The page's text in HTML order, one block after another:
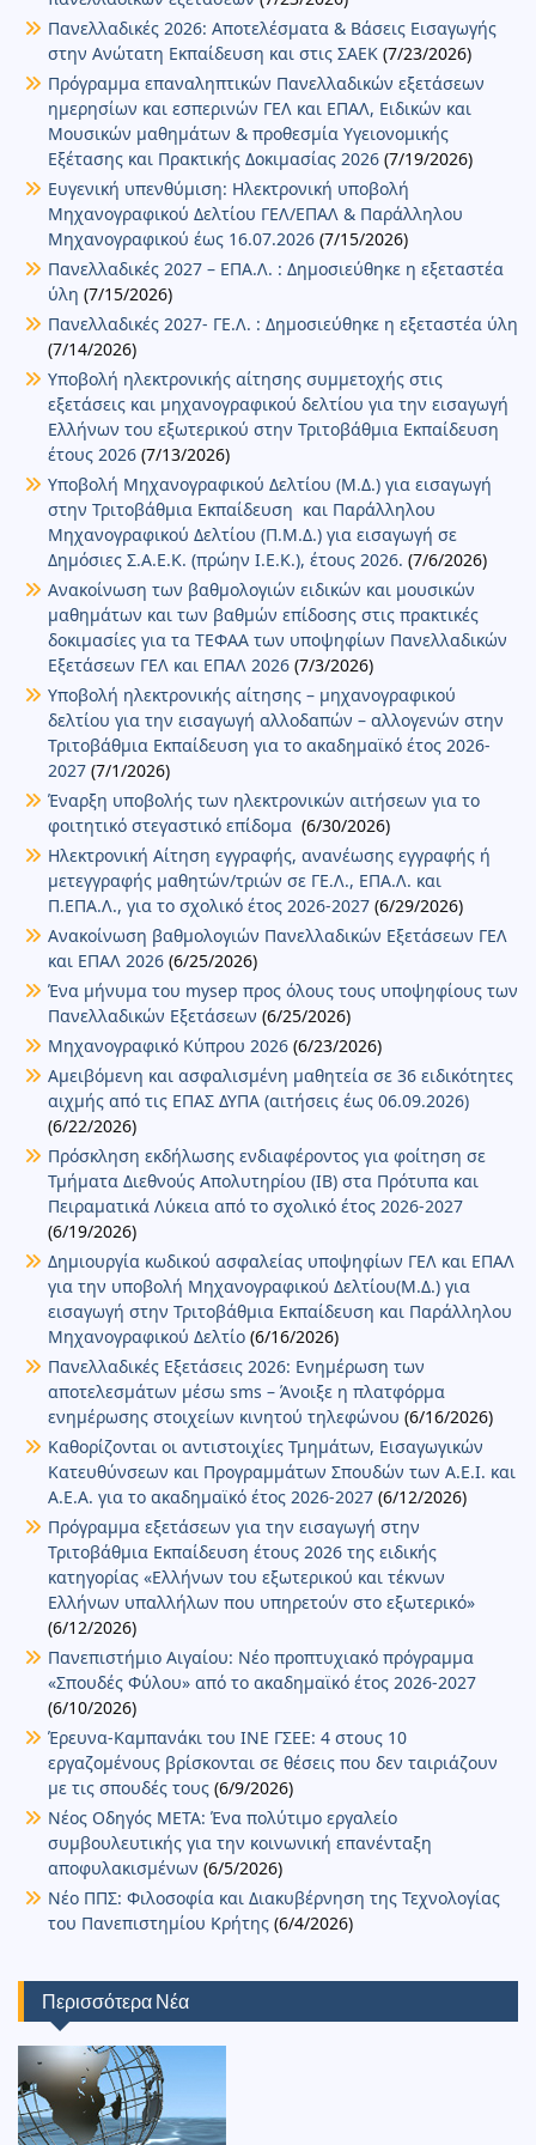
Πανελλαδικές 2026: Αποτελέσματα & Βάσεις Εισαγωγής
στην Ανώτατη Εκπαίδευση και στις ΣΑΕΚ (7/23/2026)
Πρόγραμμα επαναληπτικών Πανελλαδικών εξετάσεων
ημερησίων και εσπερινών ΓΕΛ και ΕΠΑΛ, Ειδικών και
Μουσικών μαθημάτων & προθεσμία Υγειονομικής
Εξέτασης και Πρακτικής Δοκιμασίας 2026 (7/19/2026)
Ευγενική υπενθύμιση: Ηλεκτρονική υποβολή
Μηχανογραφικού Δελτίου ΓΕΛ/ΕΠΑΛ & Παράλληλου
Μηχανογραφικού έως 16.07.2026 (7/15/2026)
Πανελλαδικές 2027 – ΕΠΑ.Λ. : Δημοσιεύθηκε η εξεταστέα
ύλη (7/15/2026)
Πανελλαδικές 2027- ΓΕ.Λ. : Δημοσιεύθηκε η εξεταστέα ύλη
(7/14/2026)
Υποβολή ηλεκτρονικής αίτησης συμμετοχής στις
εξετάσεις και μηχανογραφικού δελτίου για την εισαγωγή
Ελλήνων του εξωτερικού στην Τριτοβάθμια Εκπαίδευση
έτους 2026 (7/13/2026)
Υποβολή Μηχανογραφικού Δελτίου (Μ.Δ.) για εισαγωγή
στην Τριτοβάθμια Εκπαίδευση και Παράλληλου
Μηχανογραφικού Δελτίου (Π.Μ.Δ.) για εισαγωγή σε
Δημόσιες Σ.Α.Ε.Κ. (πρώην Ι.Ε.Κ.), έτους 2026. (7/6/2026)
Ανακοίνωση των βαθμολογιών ειδικών και μουσικών
μαθημάτων και των βαθμών επίδοσης στις πρακτικές
δοκιμασίες για τα ΤΕΦΑΑ των υποψηφίων Πανελλαδικών
Εξετάσεων ΓΕΛ και ΕΠΑΛ 2026 (7/3/2026)
Υποβολή ηλεκτρονικής αίτησης – μηχανογραφικού
δελτίου για την εισαγωγή αλλοδαπών – αλλογενών στην
Τριτοβάθμια Εκπαίδευση για το ακαδημαϊκό έτος 2026-
2027 (7/1/2026)
Έναρξη υποβολής των ηλεκτρονικών αιτήσεων για το
φοιτητικό στεγαστικό επίδομα (6/30/2026)
Ηλεκτρονική Αίτηση εγγραφής, ανανέωσης εγγραφής ή
μετεγγραφής μαθητών/τριών σε ΓΕ.Λ., ΕΠΑ.Λ. και
Π.ΕΠΑ.Λ., για το σχολικό έτος 2026-2027 (6/29/2026)
Ανακοίνωση βαθμολογιών Πανελλαδικών Εξετάσεων ΓΕΛ
και ΕΠΑΛ 2026 (6/25/2026)
Ένα μήνυμα του mysep προς όλους τους υποψηφίους των
Πανελλαδικών Εξετάσεων (6/25/2026)
Μηχανογραφικό Κύπρου 2026 (6/23/2026)
Αμειβόμενη και ασφαλισμένη μαθητεία σε 36 ειδικότητες
αιχμής από τις ΕΠΑΣ ΔΥΠΑ (αιτήσεις έως 06.09.2026)
(6/22/2026)
Πρόσκληση εκδήλωσης ενδιαφέροντος για φοίτηση σε
Τμήματα Διεθνούς Απολυτηρίου (IB) στα Πρότυπα και
Πειραματικά Λύκεια από το σχολικό έτος 2026-2027
(6/19/2026)
Δημιουργία κωδικού ασφαλείας υποψηφίων ΓΕΛ και ΕΠΑΛ
για την υποβολή Μηχανογραφικού Δελτίου(Μ.Δ.) για
εισαγωγή στην Τριτοβάθμια Εκπαίδευση και Παράλληλου
Μηχανογραφικού Δελτίο (6/16/2026)
Πανελλαδικές Εξετάσεις 2026: Ενημέρωση των
αποτελεσμάτων μέσω sms – Άνοιξε η πλατφόρμα
ενημέρωσης στοιχείων κινητού τηλεφώνου (6/16/2026)
Καθορίζονται οι αντιστοιχίες Τμημάτων, Εισαγωγικών
Κατευθύνσεων και Προγραμμάτων Σπουδών των Α.Ε.Ι. και
Α.Ε.Α. για το ακαδημαϊκό έτος 2026-2027 (6/12/2026)
Πρόγραμμα εξετάσεων για την εισαγωγή στην
Τριτοβάθμια Εκπαίδευση έτους 2026 της ειδικής
κατηγορίας «Ελλήνων του εξωτερικού και τέκνων
Ελλήνων υπαλλήλων που υπηρετούν στο εξωτερικό»
(6/12/2026)
Πανεπιστήμιο Αιγαίου: Νέο προπτυχιακό πρόγραμμα
«Σπουδές Φύλου» από το ακαδημαϊκό έτος 2026-2027
(6/10/2026)
Έρευνα-Καμπανάκι του ΙΝΕ ΓΣΕΕ: 4 στους 10
εργαζομένους βρίσκονται σε θέσεις που δεν ταιριάζουν
με τις σπουδές τους (6/9/2026)
Νέος Οδηγός ΜΕΤΑ: Ένα πολύτιμο εργαλείο
συμβουλευτικής για την κοινωνική επανένταξη
αποφυλακισμένων (6/5/2026)
Νέο ΠΠΣ: Φιλοσοφία και Διακυβέρνηση της Τεχνολογίας
του Πανεπιστημίου Κρήτης (6/4/2026)
Περισσότερα Νέα